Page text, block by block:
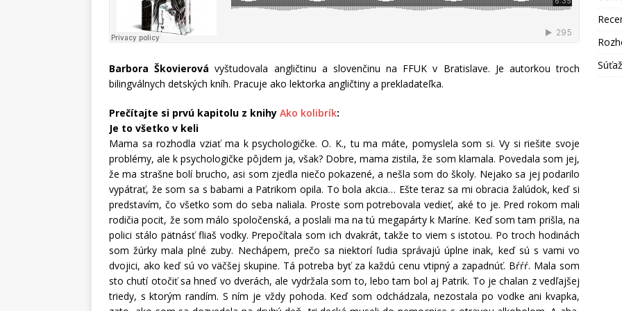
Barbora Škovierová vyštudovala angličtinu a slovenčinu na FFUK v Bratislave. Je autorkou troch
bilingválnych detských kníh. Pracuje ako lektorka angličtiny a prekladateľka.
Prečítajte si prvú kapitolu z knihy Ako kolibrík:
Je to všetko v keli
Mama sa rozhodla vziať ma k psychologičke. O. K., tu ma máte, pomyslela som si. Vy si riešite svoje
problémy, ale k psychologičke pôjdem ja, však? Dobre, mama zistila, že som klamala. Povedala som jej,
že ma strašne bolí brucho, asi som zjedla niečo pokazené, a nešla som do školy. Nejako sa jej podarilo
vypátrať, že som sa s babami a Patrikom opila. To bola akcia… Ešte teraz sa mi obracia žalúdok, keď si
predstavím, čo všetko som do seba naliala. Proste som potrebovala vedieť, aké to je. Pred rokom mali
rodičia pocit, že som málo spoločenská, a poslali ma na tú megapárty k Maríne. Keď som tam prišla, na
polici stálo pätnásť fliaš vodky. Prepočítala som ich dvakrát, takže to viem s istotou. Po troch hodinách
som žúrky mala plné zuby. Nechápem, prečo sa niektorí ľudia správajú úplne inak, keď sú s vami vo
dvojici, ako keď sú vo väčšej skupine. Tá potreba byť za každú cenu vtipný a zapadnúť. Bŕŕŕ. Mala som
sto chutí otočiť sa hneď vo dverách, ale vydržala som to, lebo tam bol aj Patrik. To je chalan z vedľajšej
triedy, s ktorým randím. S ním je vždy pohoda. Keď som odchádzala, nezostala po vodke ani kvapka,
Súťaž